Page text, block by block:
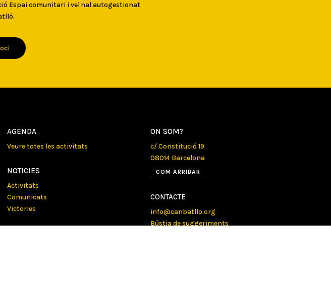
Espai comunitari i veïnal autogestionat
AGENDA
Veure totes les activitats
NOTICIES
Activitats
Comunicats
Victories
ON SOM?
c/ Constitució 19
08014 Barcelona
COM ARRIBAR
CONTACTE
info@canbatllo.org
Bústia de suggeriments